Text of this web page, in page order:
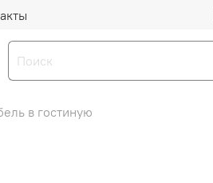
в гостиную